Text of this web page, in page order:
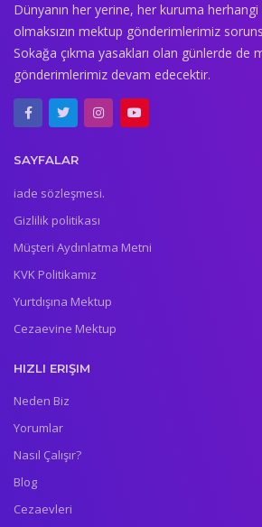
Dünyanın her yerine, her kuruma herhangi
olmaksızın mektup gönderimlerimiz
Sokağa çıkma yasakları olan günlerde de
gönderimlerimiz devam edecektir.
SAYFALAR
iade sözleşmesi.
Gizlilik politikası
Müşteri Aydınlatma Metni
KVK Politikamız
Yurtdışına Mektup
Cezaevine Mektup
HIZLI ERIŞIM
Neden Biz
Yorumlar
Nasıl Çalışır?
Blog
Cezaevleri